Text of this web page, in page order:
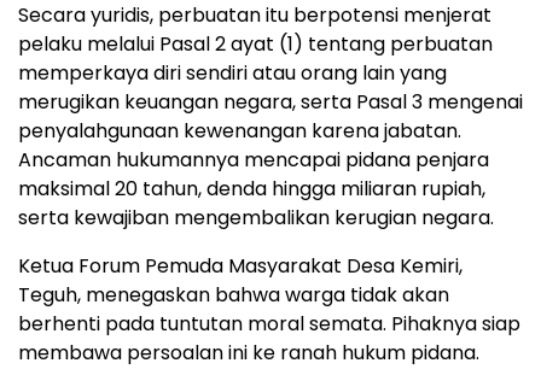
Secara yuridis, perbuatan itu berpotensi menjerat
pelaku melalui Pasal 2 ayat (1) tentang perbuatan
memperkaya diri sendiri atau orang lain yang
merugikan keuangan negara, serta Pasal 3 mengenai
penyalahgunaan kewenangan karena jabatan.
Ancaman hukumannya mencapai pidana penjara
maksimal 20 tahun, denda hingga miliaran rupiah,
serta kewajiban mengembalikan kerugian negara.
Ketua Forum Pemuda Masyarakat Desa Kemiri,
Teguh, menegaskan bahwa warga tidak akan
berhenti pada tuntutan moral semata. Pihaknya siap
membawa persoalan ini ke ranah hukum pidana.